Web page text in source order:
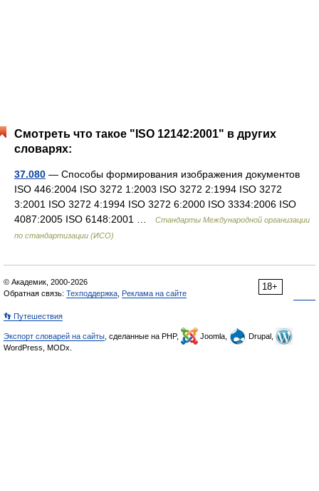
Смотреть что такое "ISO 12142:2001" в других
словарях:
37.080 — Способы формирования изображения документов
ISO 446:2004 ISO 3272 1:2003 ISO 3272 2:1994 ISO 3272
3:2001 ISO 3272 4:1994 ISO 3272 6:2000 ISO 3334:2006 ISO
4087:2005 ISO 6148:2001 …
Стандарты Международной организации
по стандартизации (ИСО)
18+
© Академик, 2000-2026
Обратная связь: Техподдержка Реклама на сайте
👣 Путешествия
Экспорт словарей на сайты , сделанные на PHP, Joomla,
Drupal,
WordPress, MODx.